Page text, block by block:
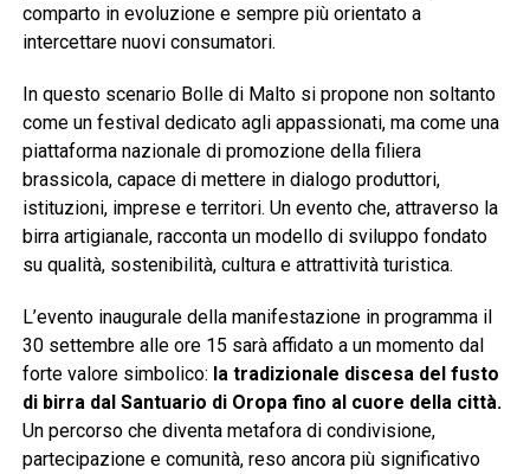
comparto in evoluzione e sempre più orientato a
intercettare nuovi consumatori.
In questo scenario Bolle di Malto si propone non soltanto
come un festival dedicato agli appassionati, ma come una
piattaforma nazionale di promozione della filiera
brassicola, capace di mettere in dialogo produttori,
istituzioni, imprese e territori. Un evento che, attraverso la
birra artigianale, racconta un modello di sviluppo fondato
su qualità, sostenibilità, cultura e attrattività turistica.
L’evento inaugurale della manifestazione in programma il
30 settembre alle ore 15 sarà affidato a un momento dal
forte valore simbolico: la tradizionale discesa del fusto
di birra dal Santuario di Oropa fino al cuore della città.
Un percorso che diventa metafora di condivisione,
partecipazione e comunità, reso ancora più significativo